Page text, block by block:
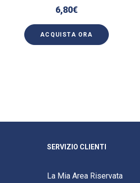
6,80€
ACQUISTA ORA
SERVIZIO CLIENTI
La Mia Area Riservata